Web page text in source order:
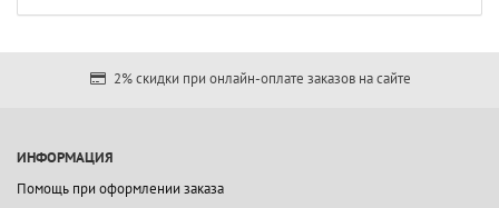
2% скидки при онлайн-оплате заказов на сайте
ИНФОРМАЦИЯ
Помощь при оформлении заказа